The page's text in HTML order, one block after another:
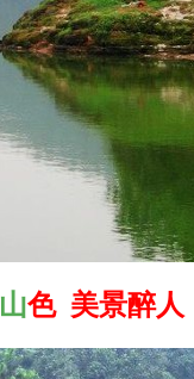
山色 美景醉人